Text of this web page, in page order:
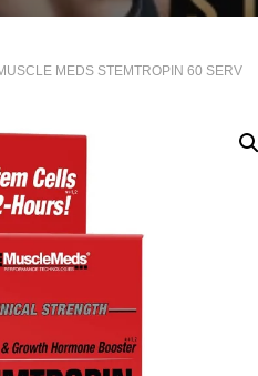
MEDS STEMTROPIN 60 SERV